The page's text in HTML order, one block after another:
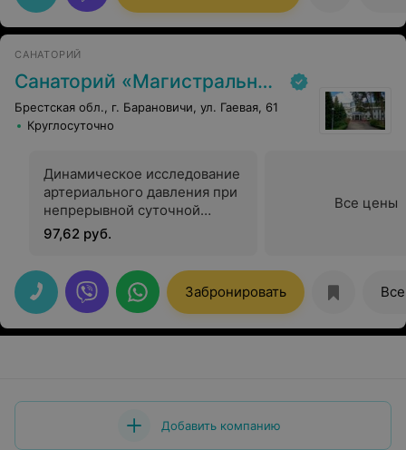
САНАТОРИЙ
Санаторий «Магистральный»
Брестская обл., г. Барановичи, ул. Гаевая, 61
Круглосуточно
Динамическое исследование
артериального давления при
непрерывной суточной
регистрации (суточное
мониторирование
СМАД) стандартное
97,62 руб.
Все цены
Забронировать
Добавить компанию